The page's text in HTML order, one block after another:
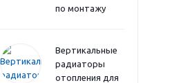
по монтажу
Вертикальные
радиаторы
отопления для